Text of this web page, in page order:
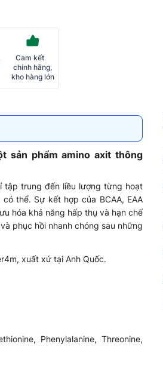
Cam kết
chính hãng,
kho hàng lớn
sản phẩm amino axit thông
tập trung đến liều lượng từng hoạt
thể. Sự kết hợp của BCAA, EAA
hóa khả năng hấp thụ và hạn chế
phục hồi nhanh chóng sau những
xuất xứ tại Anh Quốc.
Phenylalanine, Threonine,